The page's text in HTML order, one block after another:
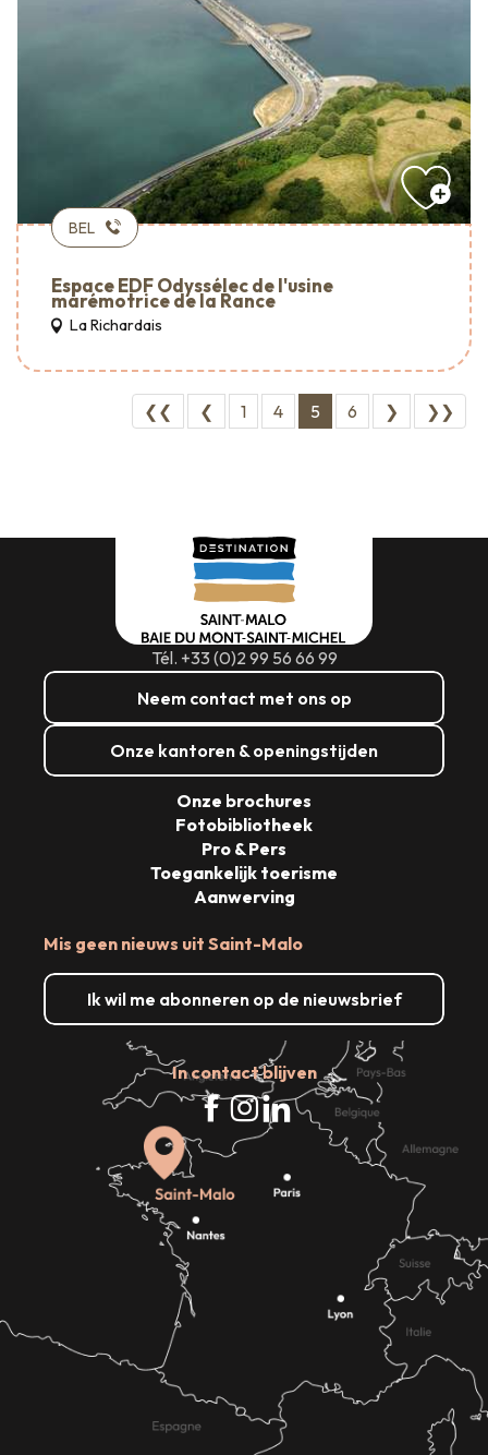
BEL
Espace EDF Odyssélec de l'usine
marémotrice de la Rance
La Richardais
❮❮ ❮ 1 4 5 6 ❯ ❯❯
EEN BESTEMMING TOEGANKELIJK VOOR IEDEREEN!
Tél. +33 (0)2 99 56 66 99
Neem contact met ons op
Onze kantoren & openingstijden
Mis geen nieuws uit Saint-Malo
Ik wil me abonneren op de nieuwsbrief
In contact blijven
Onze brochures
Fotobibliotheek
Pro & Pers
Toegankelijk toerisme
Aanwerving